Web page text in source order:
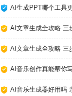
正打动
AI生成PPT哪个工具更
AI文章生成全攻略 三
AI文章生成全攻略 三
AI音乐创作真能帮你
AI音乐生成器好用吗